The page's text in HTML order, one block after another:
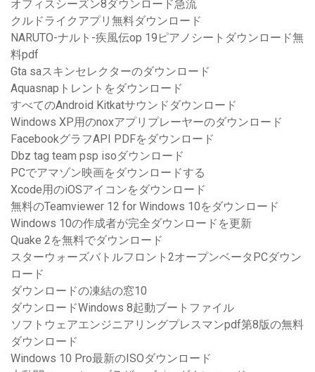
オフィスシーズン8ダウンロード急流
クルドライクアプリ無料ダウンロード
NARUTO-ナルト-疾風伝op 19ピアノシートダウンロード無
料pdf
Gta saスキンセレクターのダウンロード
Aquasnapトレントをダウンロード
すべてのAndroid Kitkatサウンドダウンロード
Windows XP用のnoxアプリプレーヤーのダウンロード
FacebookグラフAPI PDFをダウンロード
Dbz tag team psp isoダウンロード
PCでアマゾン映画をダウンロードする
Xcode用のiOSアイコンをダウンロード
無料のTeamviewer 12 for Windows 10をダウンロード
Windows 10の作成者が完全ダウンロードを更新
Quake 2を無料でダウンロード
スターウォーズバトルフロント2オープンベータPCダウン
ロード
ダウンロードの凍結の窓10
ダウンロードWindows 8起動ブートファイル
ソフトウェアエンジニアリングプレスマンpdf第8版の無料
ダウンロード
Windows 10 Pro最新のISOダウンロード